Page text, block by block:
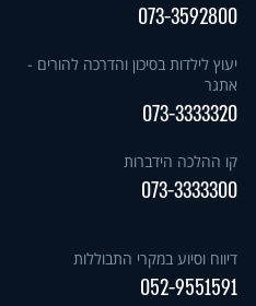
073-3592800
יעוץ לילדות בסיכון והדרכה להורים -
אתגר
073-3333320
קו ההלכה הידברות
073-3333300
דיווח וסיוע במקרי התבוללות
052-9551591